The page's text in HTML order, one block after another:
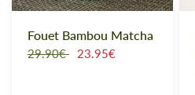
Fouet Bambou Matcha
29.90€ 23.95€